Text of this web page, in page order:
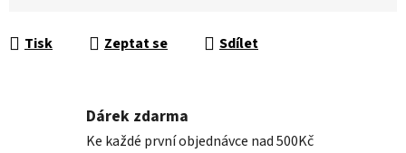
Tisk Zeptat se Sdílet
Dárek zdarma
Ke každé první objednávce nad 500Kč